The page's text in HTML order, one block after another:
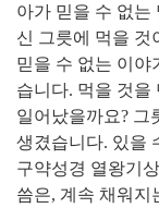
아가 믿을 수 없는
신 그릇에 먹을 것
믿을 수 없는 이야
습니다. 먹을 것을
일어났을까요? 그
생겼습니다. 있을
구약성경 열왕기
씀은, 계속 채워지